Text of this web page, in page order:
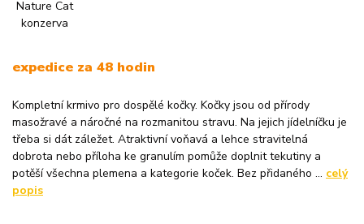
expedice za 48 hodin
Kompletní krmivo pro dospělé kočky. Kočky jsou od přírody
masožravé a náročné na rozmanitou stravu. Na jejich jídelníčku je
třeba si dát záležet. Atraktivní voňavá a lehce stravitelná
dobrota nebo příloha ke granulím pomůže doplnit tekutiny a
potěší všechna plemena a kategorie koček. Bez přidaného ... celý
popis